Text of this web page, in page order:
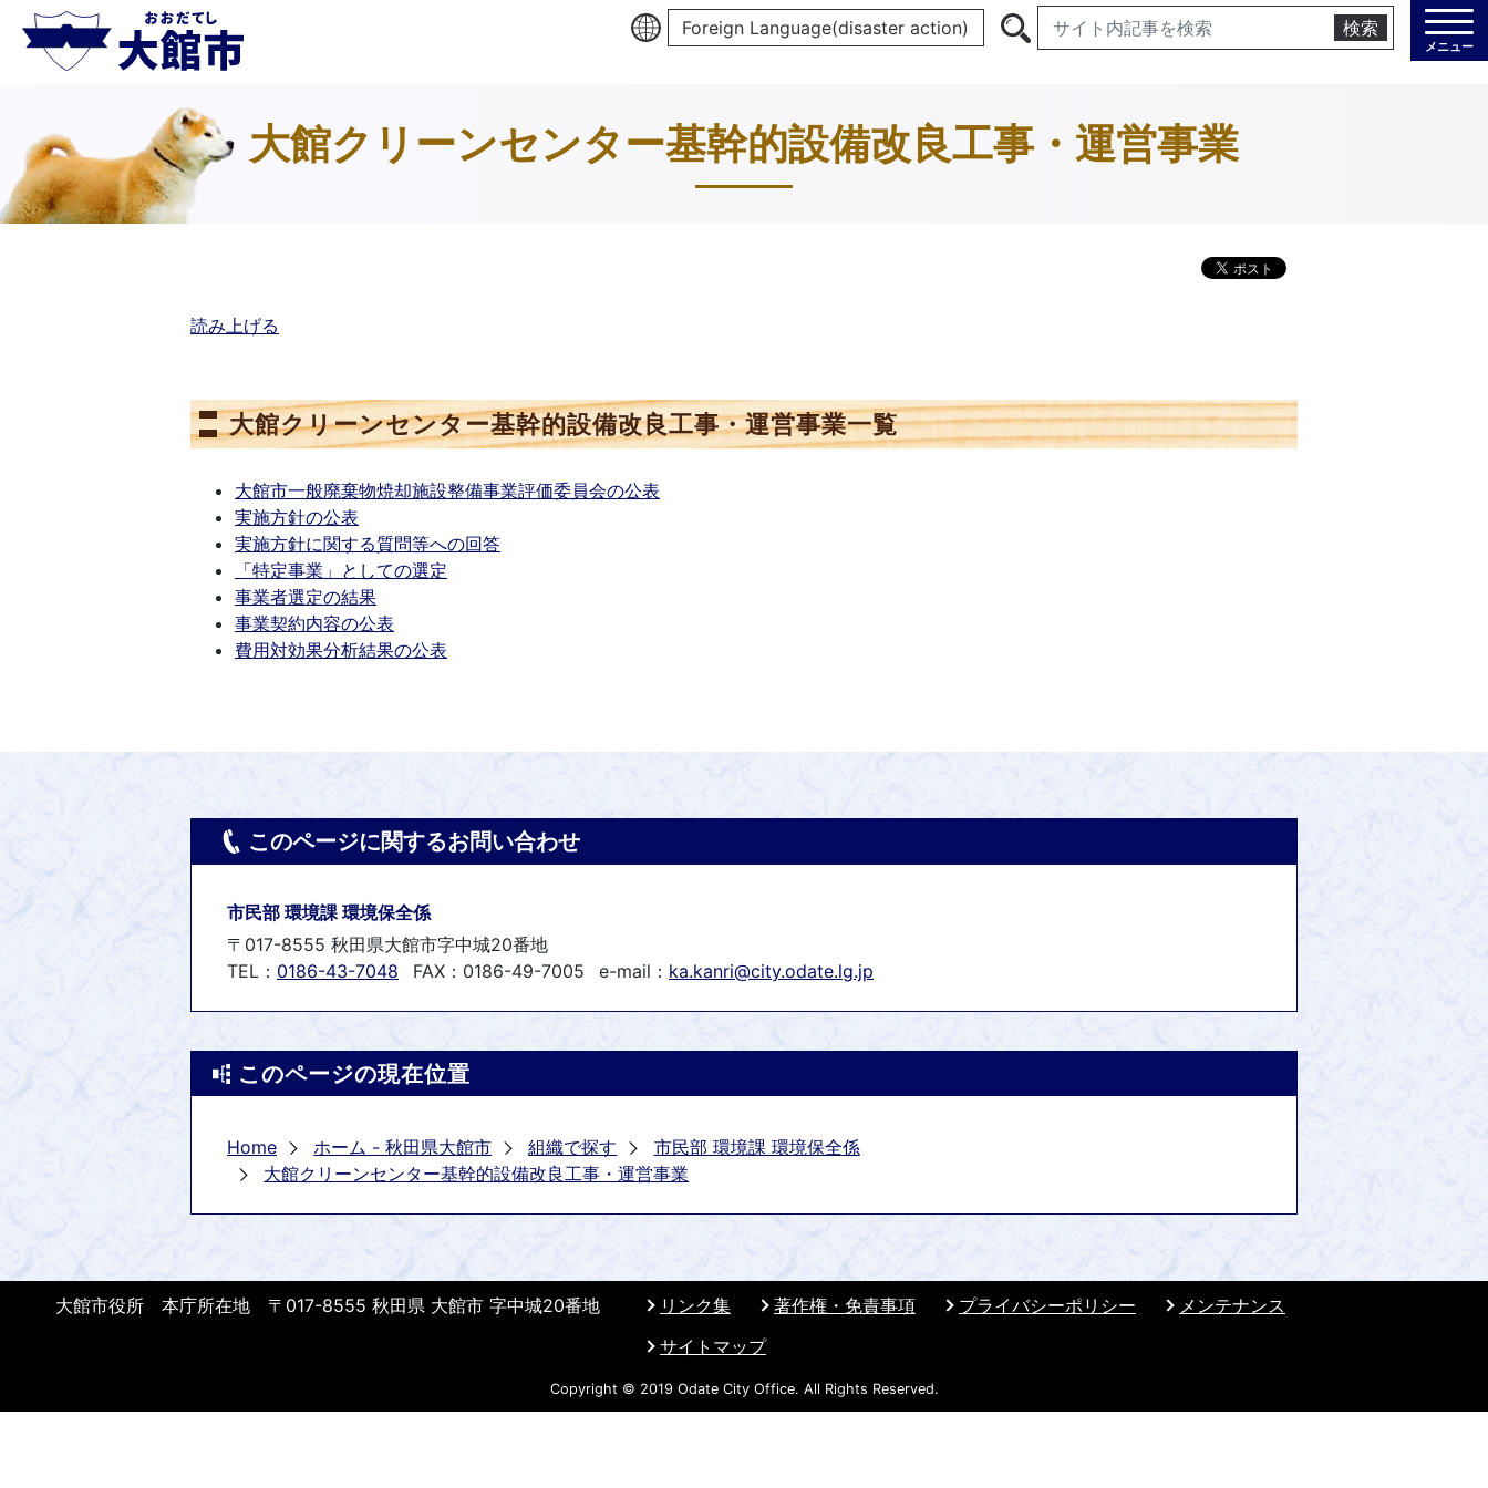
Foreign Language(disaster action) 検索
メニュー
大館クリーンセンター基幹的設備改良工事・運営事業
読み上げる
大館クリーンセンター基幹的設備改良工事・運営事業一覧
大館市一般廃棄物焼却施設整備事業評価委員会の公表
実施方針の公表
実施方針に関する質問等への回答
「特定事業」としての選定
事業者選定の結果
事業契約内容の公表
費用対効果分析結果の公表
このページに関するお問い合わせ
市民部 環境課 環境保全係
〒017-8555 秋田県大館市字中城20番地
TEL： 0186-43-7048 FAX：0186-49-7005 e-mail： ka.kanri@city.odate.lg.jp
このページの現在位置
Home ホーム - 秋田県大館市 組織で探す
市民部 環境課 環境保全係
大館クリーンセンター基幹的設備改良工事・運営事業
リンク集 著作権・免責事項 プライバシーポリシー
メンテナンス
サイトマップ
大館市役所 本庁所在地 〒017-8555 秋田県 大館市 字中城20番地
Copyright © 2019 Odate City Office. All Rights Reserved.